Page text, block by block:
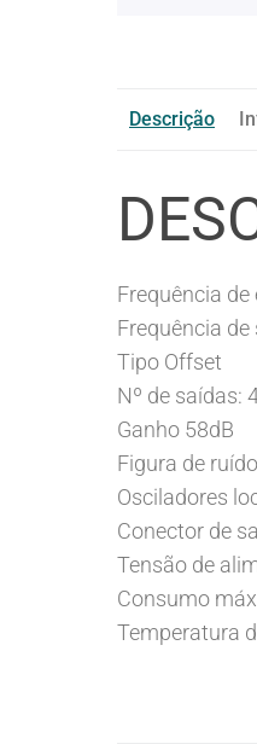
Descrição
Frequência
Frequência
Tipo Offset
Nº de saídas:
Ganho 58dB
Figura de
Osciladores
Conector de
Tensão de
Consumo
Temperatura